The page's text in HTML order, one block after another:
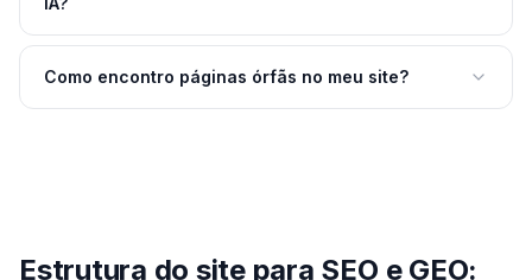
Como encontro páginas órfãs no meu site?
Estrutura do site para SEO e GEO: